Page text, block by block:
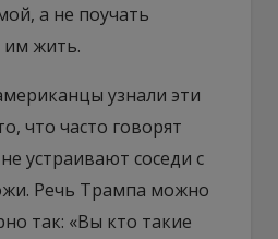
а не поучать
им жить.
узнали эти
что часто говорят
устраивают соседи с
Речь Трампа можно
так: «Вы кто такие